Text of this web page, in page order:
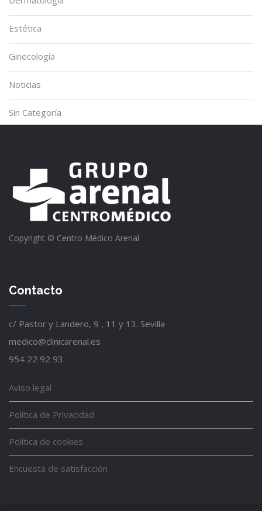
Estética
Ginecología
Noticias
Sin Categoría
Copyright © Centro Médico Arenal
Contacto
c/ Pastor y Landero, 9 , 11 y 13. Sevilla
medico@clinicarenal.es
954 22 92 93
Aviso legal
Política de Privacidad
Política de cookies
Encuesta de satisfacción